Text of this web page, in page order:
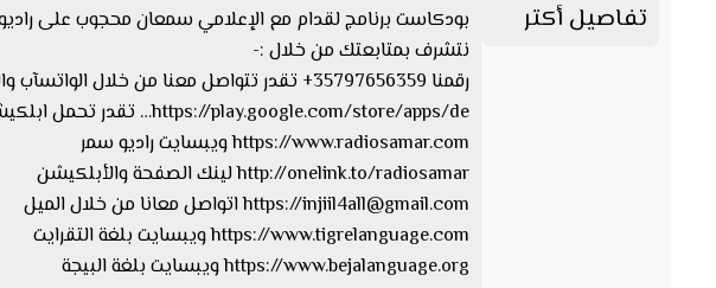
تفاصيل أكتر
بودكاست برنامج لقدام مع الإعلامي سمعان محجوب على راديو
نتشرف بمتابعتك من خلال :-
رقمنا 35797656359+ تقدر تتواصل معنا من خلال الواتسآب والفايبر والتليجرام https://www.facebook.com/Radio.Samar…. صفحتنا على الفيسبوك
https://play.google.com/store/apps/de… تقدر تحمل ابلكيشن راديو سمر من هنا
https://www.radiosamar.com ويبسايت راديو سمر
http://onelink.to/radiosamar لينك الصفحة والأبلكيشن
https://injiil4all@gmail.com
اتواصل معانا من خلال الميل
https://www.tigrelanguage.com ويبسايت بلغة التقرايت
https://www.bejalanguage.org ويبسايت بلغة البيجة